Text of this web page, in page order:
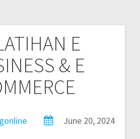
E
& E
June 20, 2024